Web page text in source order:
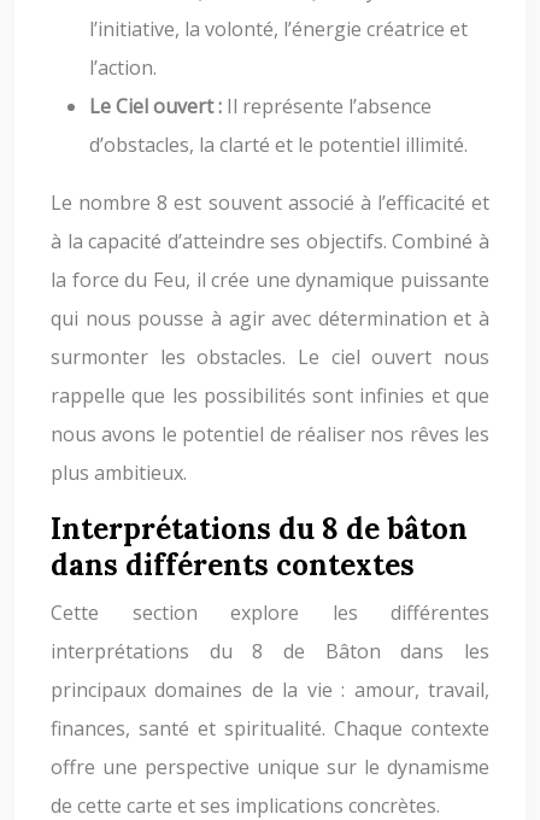
l’initiative, la volonté, l’énergie créatrice et
l’action.
Le Ciel ouvert : Il représente l’absence
d’obstacles, la clarté et le potentiel illimité.
Le nombre 8 est souvent associé à l’efficacité et
à la capacité d’atteindre ses objectifs. Combiné à
la force du Feu, il crée une dynamique puissante
qui nous pousse à agir avec détermination et à
surmonter les obstacles. Le ciel ouvert nous
rappelle que les possibilités sont infinies et que
nous avons le potentiel de réaliser nos rêves les
plus ambitieux.
Interprétations du 8 de bâton
dans différents contextes
Cette section explore les différentes
interprétations du 8 de Bâton dans les
principaux domaines de la vie : amour, travail,
finances, santé et spiritualité. Chaque contexte
offre une perspective unique sur le dynamisme
de cette carte et ses implications concrètes.